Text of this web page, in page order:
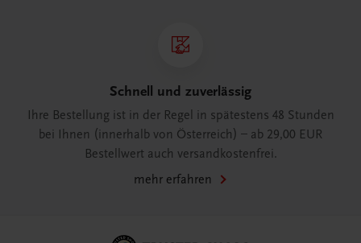
Schnell und zuverlässig
Ihre Bestellung ist in der Regel in spätestens 48 Stunden
bei Ihnen (innerhalb von Österreich) – ab 29,00 EUR
Bestellwert auch versandkostenfrei.
mehr erfahren